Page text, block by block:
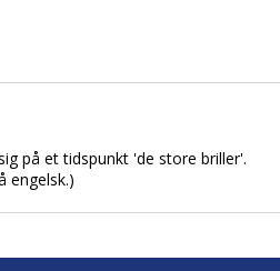
på et tidspunkt 'de store briller'.
engelsk.)